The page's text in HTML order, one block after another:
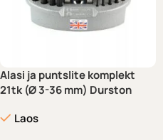
Alasi ja puntslite komplekt
21tk (Ø 3-36 mm) Durston
Laos